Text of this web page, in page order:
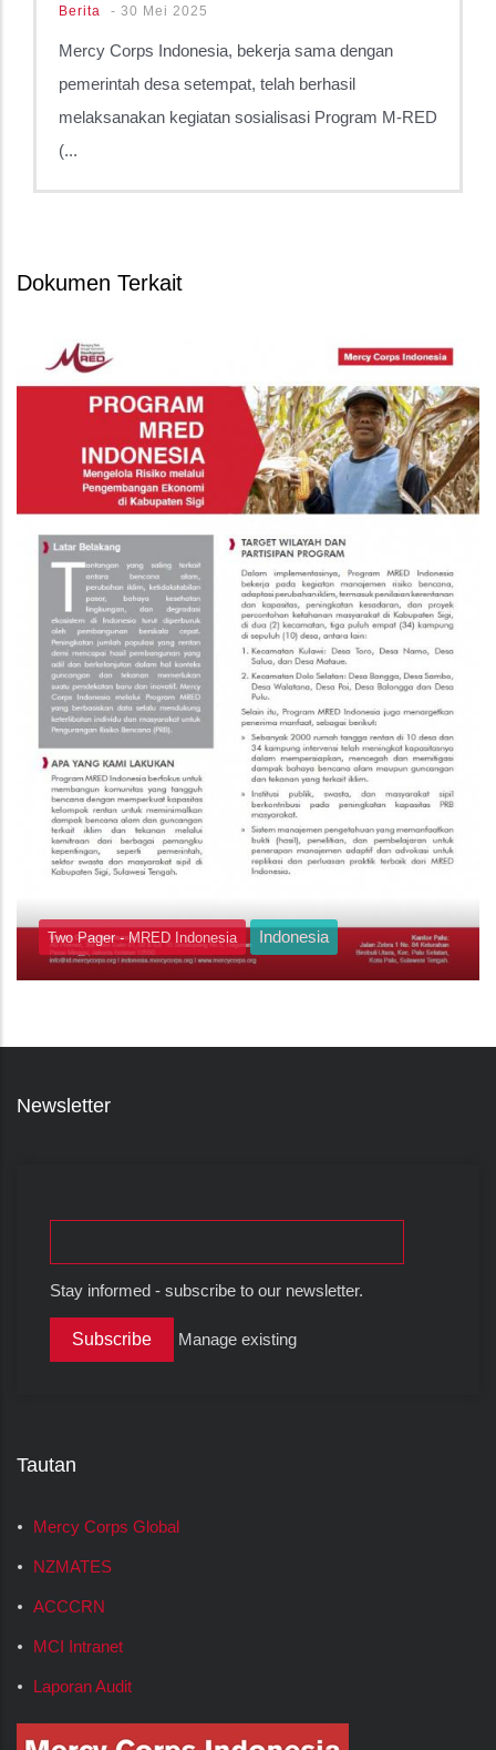
Berita - 30 Mei 2025
Mercy Corps Indonesia, bekerja sama dengan
pemerintah desa setempat, telah berhasil
melaksanakan kegiatan sosialisasi Program M-RED
(...
Dokumen Terkait
Indonesia Indonesia
Newsletter
Stay informed - subscribe to our newsletter.
Manage existing
Tautan
Mercy Corps Global
NZMATES
ACCCRN
MCI Intranet
Laporan Audit